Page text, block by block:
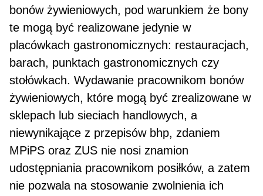
bonów żywienio­wych, pod warunkiem że bony
te mogą być reali­zowane jedynie w
placówkach gastronomicznych: restauracjach,
barach, punktach gastronomicz­nych czy
stołówkach. Wydawanie pracownikom bonów
żywieniowych, które mogą być zrealizowa­ne w
sklepach lub sieciach handlowych, a
niewynikające z przepisów bhp, zdaniem
MPiPS oraz ZUS nie nosi znamion
udostępniania pracownikom posiłków, a zatem
nie pozwala na stosowanie zwol­nienia ich